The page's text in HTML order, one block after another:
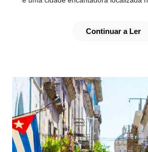
Continuar a Ler